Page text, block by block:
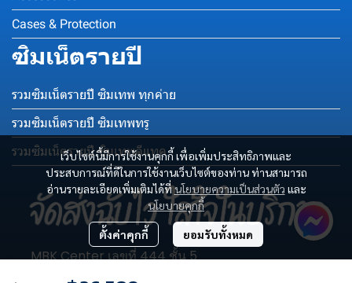
เว็บไซต์นี้มีการใช้งานคุกกี้ เพื่อเพิ่มประสิทธิภาพและ
ประสบการณ์ที่ดีในการใช้งานเว็บไซต์ของท่าน ท่านสามารถ
อ่านรายละเอียดเพิ่มเติมได้ที่นโยบายความเป็นส่วนตัว และ
นโยบายคุกกี้
ตั้งค่าคุกกี้ ยอมรับทั้งหมด
Cases & Protection
ซิมเน็ตรายปี
รวมซิมเน็ตรายปี ซิมเทพ ทุกค่าย
รวมซิมเน็ตรายปี ซิมเทพทรู
รวมซิมเน็ตรายปี ซิมเทพดีแทค
MBK Center เลขที่ 444 ชั้น 5